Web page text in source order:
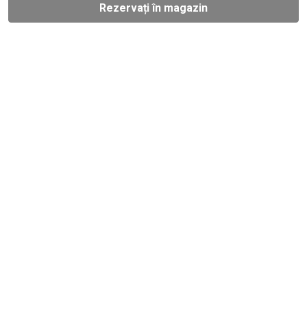
Rezervați în magazin